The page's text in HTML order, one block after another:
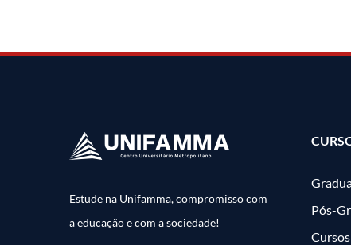
Estude na Unifamma, compromisso com
a educação e com a sociedade!
Pós-